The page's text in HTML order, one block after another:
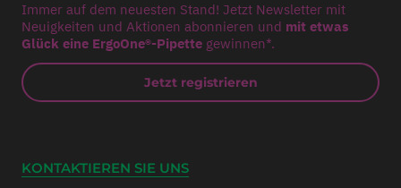
Immer auf dem neuesten Stand! Jetzt Newsletter mit
Neuigkeiten und Aktionen abonnieren und mit etwas
Glück eine ErgoOne®-Pipette gewinnen*.
Jetzt registrieren
KONTAKTIEREN SIE UNS